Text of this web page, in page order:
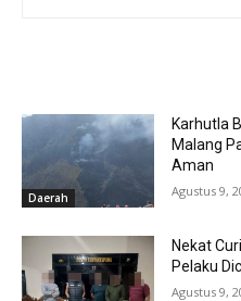
Daerah
Karhutla
Malang
Aman
Agustus 9,
Nekat
Pelaku
Agustus 9,